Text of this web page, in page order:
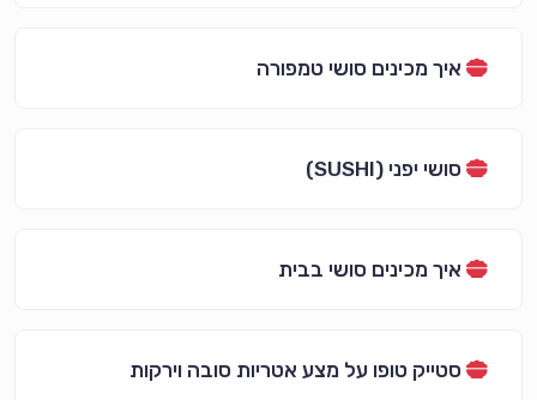
איך מכינים סושי טמפורה
סושי יפני (SUSHI)
איך מכינים סושי בבית
סטייק טופו על מצע אטריות סובה וירקות